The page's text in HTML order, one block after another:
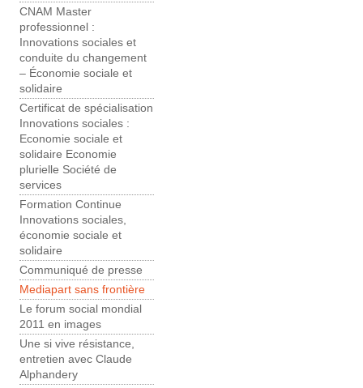
CNAM Master
professionnel :
Innovations sociales et
conduite du changement
– Économie sociale et
solidaire
Certificat de spécialisation
Innovations sociales :
Economie sociale et
solidaire Economie
plurielle Société de
services
Formation Continue
Innovations sociales,
économie sociale et
solidaire
Communiqué de presse
Mediapart sans frontière
Le forum social mondial
2011 en images
Une si vive résistance,
entretien avec Claude
Alphandery